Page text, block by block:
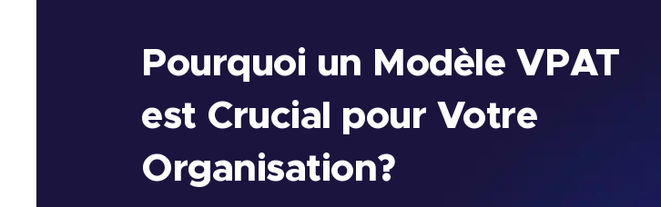
Pourquoi un Modèle VPAT
est Crucial pour Votre
Organisation?